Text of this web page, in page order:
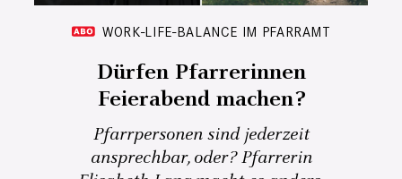
WORK-LIFE-BALANCE IM PFARRAMT
Dürfen Pfarrerinnen
Feierabend machen?
Pfarrpersonen sind jederzeit
ansprechbar, oder? Pfarrerin